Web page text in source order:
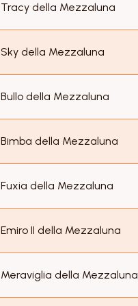
Tracy della Mezzaluna
Sky della Mezzaluna
Bullo della Mezzaluna
Bimba della Mezzaluna
Fuxia della Mezzaluna
Emiro II della Mezzaluna
Meraviglia della Mezzaluna